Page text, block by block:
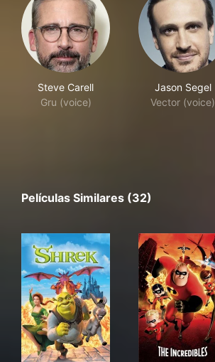
Steve Carell
Gru (voice)
Jason Segel
Vector (voice)
Películas Similares (32)